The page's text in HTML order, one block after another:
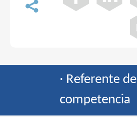
· Referente de
competencia